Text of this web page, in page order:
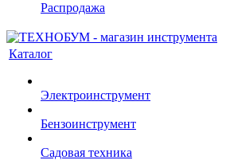
Распродажа
Каталог
Электроинструмент
Бензоинструмент
Садовая техника